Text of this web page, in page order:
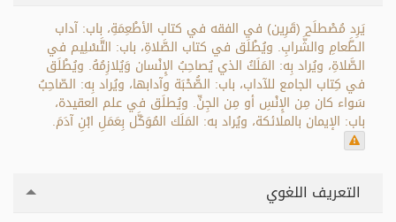
يَرِد مُصْطلَح (قَرِين) في الفقه في كتاب الأطْعِمَةِ، باب: آداب
الطَّعامِ والشَّرابِ. ويُطْلَق في كتاب الصَّلاةِ، باب: التَّسْلِيم في
الصَّلاةِ، ويُراد بِه: المَلَكُ الذي يُصاحِبُ الإِنْسان وَيُلازِمُهُ. ويُطْلَق
في كِتاب الجامع للآداب، باب: الصُّحْبَة وآدابها، ويُراد بِه: الصّاحِبُ
سَواء كان مِن الإِنْسِ أو مِن الجِنِّ. ويُطلَق في علم العقيدة،
باب: الإيمان بالملائكة، ويُراد به: المَلَك المُوَكَّل بِعَمَلِ ابْنِ آدَمَ.
التعريف اللغوي